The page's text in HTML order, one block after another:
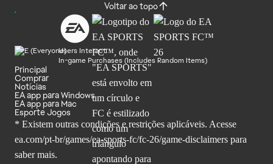
Voltar ao topo
Users Interact
In-game Purchases (Includes Random Items)
Principal
Comprar
Notícias
EA app para Windows
EA app para Mac
Esporte Jogos
* Existem outras condições e restrições aplicáveis. Acesse
ea.com/pt-br/games/ea-sports-fc/fc-26/game-disclaimers para
saber mais.